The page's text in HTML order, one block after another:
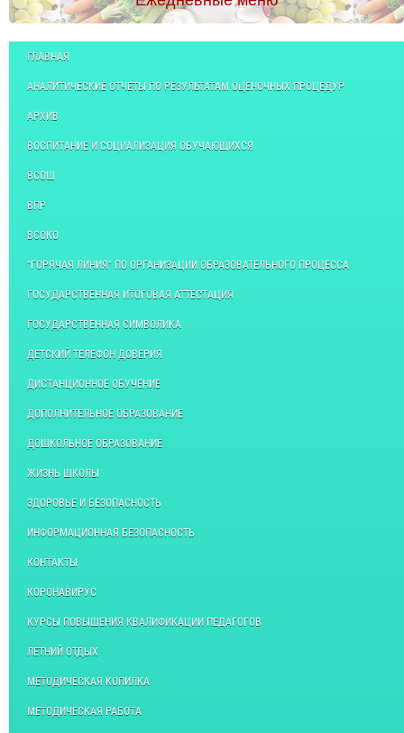
ГЛАВНАЯ
АНАЛИТИЧЕСКИЕ ОТЧЕТЫ ПО РЕЗУЛЬТАТАМ ОЦЕНОЧНЫХ ПРОЦЕДУР
АРХИВ
ВОСПИТАНИЕ И СОЦИАЛИЗАЦИЯ ОБУЧАЮЩИХСЯ
ВСОШ
ВПР
ВСОКО
"ГОРЯЧАЯ ЛИНИЯ" ПО ОРГАНИЗАЦИИ ОБРАЗОВАТЕЛЬНОГО ПРОЦЕССА
ГОСУДАРСТВЕННАЯ ИТОГОВАЯ АТТЕСТАЦИЯ
ГОСУДАРСТВЕННАЯ СИМВОЛИКА
ДЕТСКИЙ ТЕЛЕФОН ДОВЕРИЯ
ДИСТАНЦИОННОЕ ОБУЧЕНИЕ
ДОПОЛНИТЕЛЬНОЕ ОБРАЗОВАНИЕ
ДОШКОЛЬНОЕ ОБРАЗОВАНИЕ
ЖИЗНЬ ШКОЛЫ
ЗДОРОВЬЕ И БЕЗОПАСНОСТЬ
ИНФОРМАЦИОННАЯ БЕЗОПАСНОСТЬ
КОНТАКТЫ
КОРОНАВИРУС
КУРСЫ ПОВЫШЕНИЯ КВАЛИФИКАЦИИ ПЕДАГОГОВ
ЛЕТНИЙ ОТДЫХ
МЕТОДИЧЕСКАЯ КОПИЛКА
МЕТОДИЧЕСКАЯ РАБОТА